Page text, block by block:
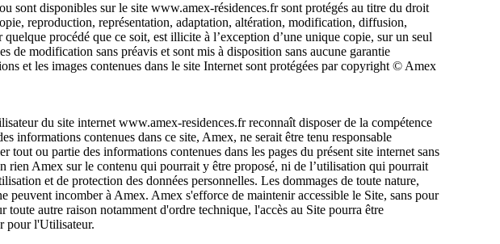
sont disponibles sur le site www.amex-résidences.fr sont protégés au titre du droit
reproduction, représentation, adaptation, altération, modification, diffusion,
procédé que ce soit, est illicite à l’exception d’une unique copie, sur un seul
de modification sans préavis et sont mis à disposition sans aucune garantie
et les images contenues dans le site Internet sont protégées par copyright © Amex
du site internet www.amex-residences.fr reconnaît disposer de la compétence
informations contenues dans ce site, Amex, ne serait être tenu responsable
ou partie des informations contenues dans les pages du présent site internet sans
rien Amex sur le contenu qui pourrait y être proposé, ni de l’utilisation qui pourrait
et de protection des données personnelles. Les dommages de toute nature,
peuvent incomber à Amex. Amex s'efforce de maintenir accessible le Site, sans pour
autre raison notamment d'ordre technique, l'accès au Site pourra être
pour l'Utilisateur.